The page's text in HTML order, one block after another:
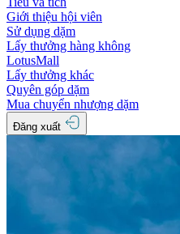
Giới thiệu hội viên
Sử dụng dặm
Lấy thưởng hàng không
LotusMall
Lấy thưởng khác
Quyên góp dặm
Mua chuyển nhượng dặm
Đăng xuất